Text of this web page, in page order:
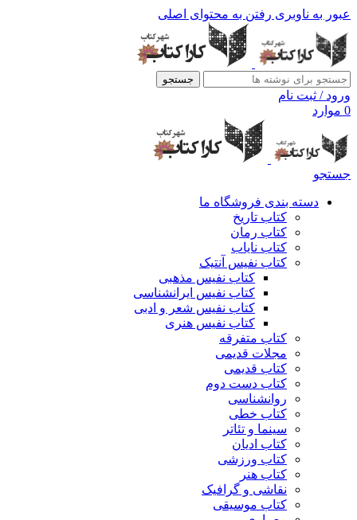
عبور به ناوبری رفتن به محتوای اصلی
جستجو
ورود / ثبت نام
0 موارد
جستجو
دسته بندی فروشگاه ما
کتاب تاریخ
کتاب رمان
کتاب نایاب
کتاب نفیس آنتیک
کتاب نفیس مذهبی
کتاب نفیس ایرانشناسی
کتاب نفیس شعر و ادبی
کتاب نفیس هنری
کتاب متفرقه
مجلات قدیمی
کتاب قدیمی
کتاب دست دوم
روانشناسی
کتاب خطی
سینما و تئاتر
کتاب ادیان
کتاب ورزشی
کتاب هنر
نقاشی و گرافیک
کتاب موسیقی